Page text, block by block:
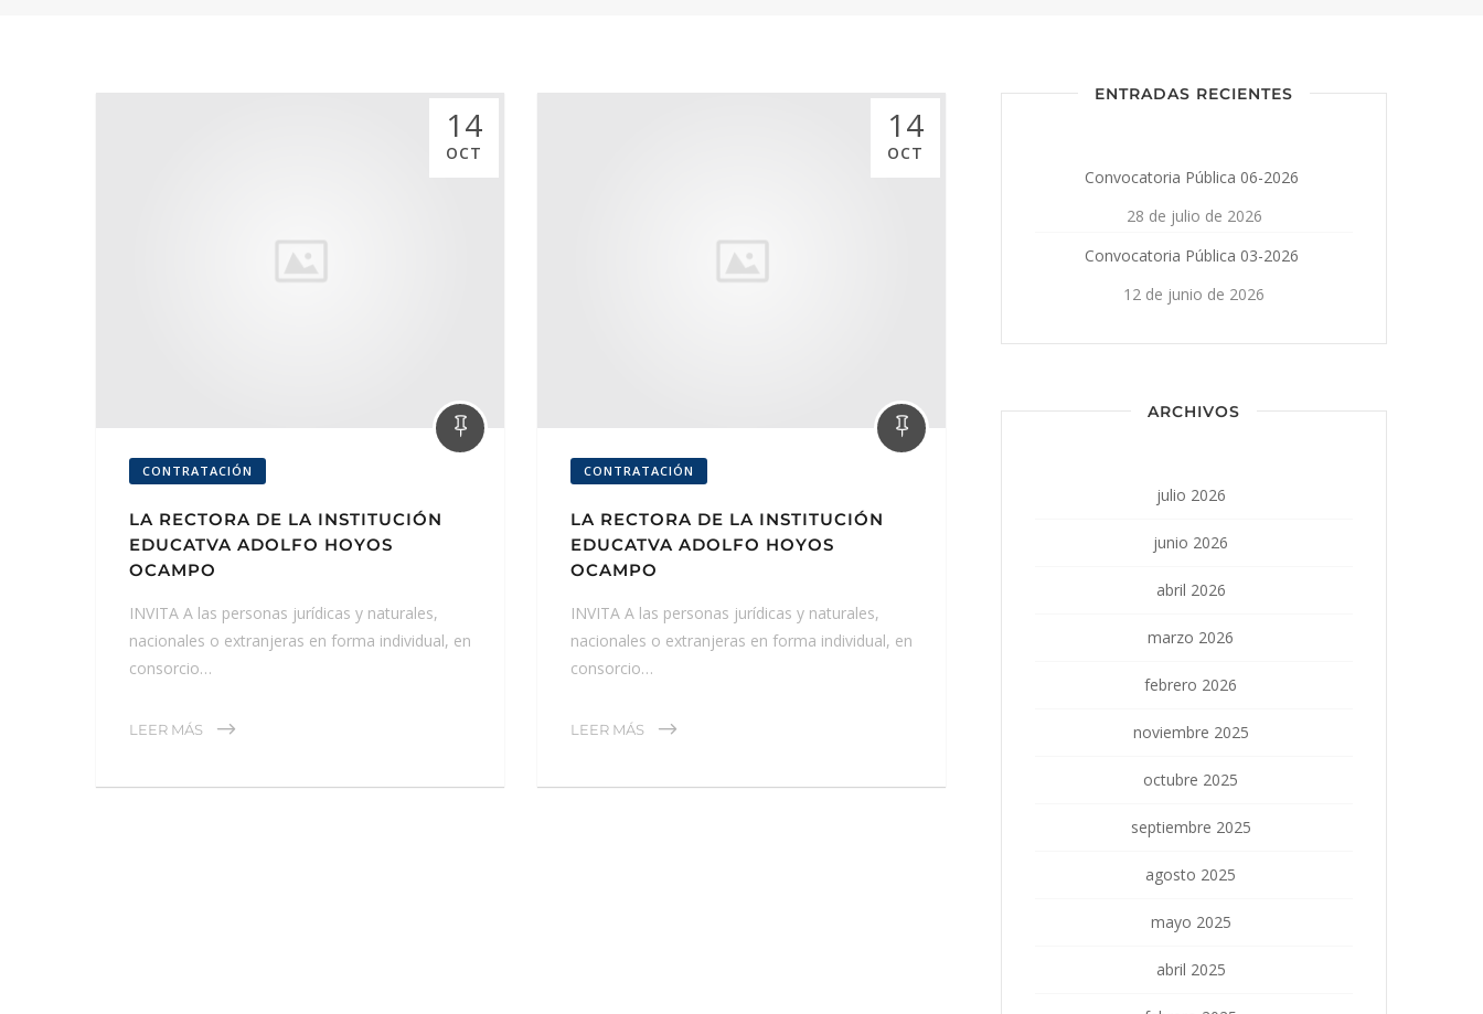
14
OCT
CONTRATACIÓN
LA RECTORA DE LA INSTITUCIÓN
EDUCATVA ADOLFO HOYOS
OCAMPO
INVITA A las personas jurídicas y naturales,
nacionales o extranjeras en forma individual, en
consorcio…
LEER MÁS
14
OCT
CONTRATACIÓN
LA RECTORA DE LA INSTITUCIÓN
EDUCATVA ADOLFO HOYOS
OCAMPO
INVITA A las personas jurídicas y naturales,
nacionales o extranjeras en forma individual, en
consorcio…
LEER MÁS
ENTRADAS RECIENTES
Convocatoria Pública 06-2026
28 de julio de 2026
Convocatoria Pública 03-2026
12 de junio de 2026
ARCHIVOS
julio 2026
junio 2026
abril 2026
marzo 2026
febrero 2026
noviembre 2025
octubre 2025
septiembre 2025
agosto 2025
mayo 2025
abril 2025